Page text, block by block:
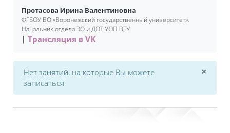
Протасова Ирина Валентиновна
ФГБОУ ВО «Воронежский государственный университет».
Начальник отдела ЭО и ДОТ УОП ВГУ
Трансляция в VK
Нет занятий, на которые Вы можете
записаться
×